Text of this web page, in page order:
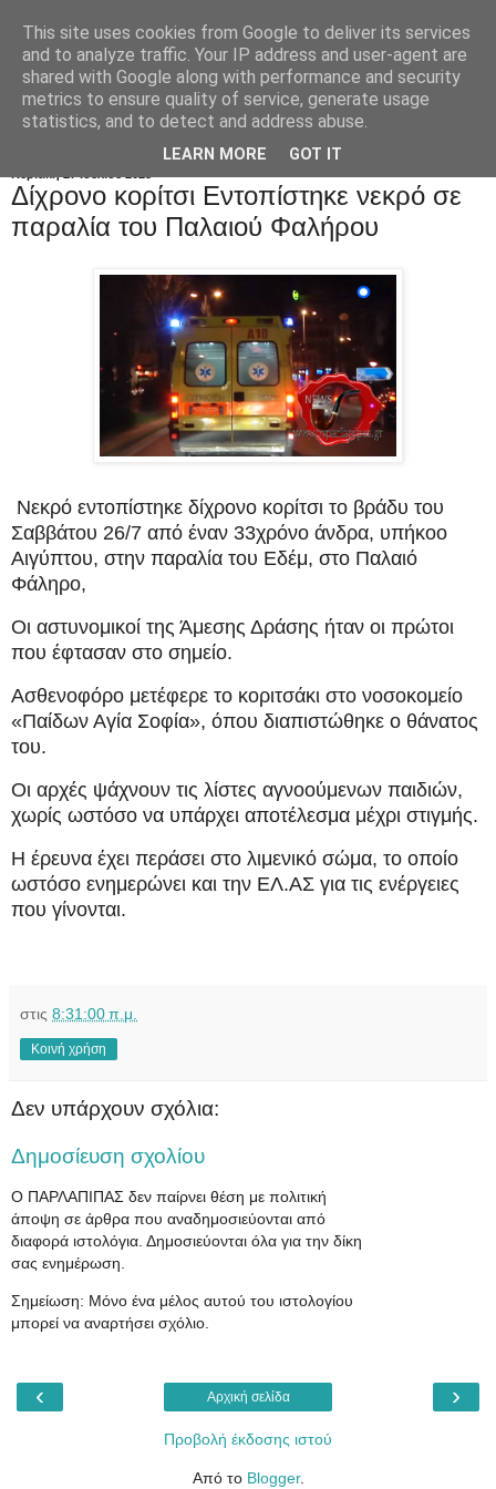
Δίχρονο κορίτσι Eντοπίστηκε νεκρό σε
παραλία του Παλαιού Φαλήρου
Νεκρό εντοπίστηκε δίχρονο κορίτσι το βράδυ του
Σαββάτου 26/7 από έναν 33χρόνο άνδρα, υπήκοο
Αιγύπτου, στην παραλία του Εδέμ, στο Παλαιό
Φάληρο,
Οι αστυνομικοί της Άμεσης Δράσης ήταν οι πρώτοι
που έφτασαν στο σημείο.
Ασθενοφόρο μετέφερε το κοριτσάκι στο νοσοκομείο
«Παίδων Αγία Σοφία», όπου διαπιστώθηκε ο θάνατος
του.
Οι αρχές ψάχνουν τις λίστες αγνοούμενων παιδιών,
χωρίς ωστόσο να υπάρχει αποτέλεσμα μέχρι στιγμής.
Η έρευνα έχει περάσει στο λιμενικό σώμα, το οποίο
ωστόσο ενημερώνει και την ΕΛ.ΑΣ για τις ενέργειες
που γίνονται.
στις 8:31:00 π.μ.
Κοινή χρήση
Δεν υπάρχουν σχόλια:
Δημοσίευση σχολίου
Ο ΠΑΡΛΑΠΙΠΑΣ δεν παίρνει θέση με πολιτική
άποψη σε άρθρα που αναδημοσιεύονται από
διαφορά ιστολόγια. Δημοσιεύονται όλα για την δίκη
σας ενημέρωση.
Σημείωση: Μόνο ένα μέλος αυτού του ιστολογίου
μπορεί να αναρτήσει σχόλιο.
‹ ›
Αρχική σελίδα
Προβολή έκδοσης ιστού
Από το Blogger.
This site uses cookies from Google to deliver its services
and to analyze traffic. Your IP address and user-agent are
shared with Google along with performance and security
metrics to ensure quality of service, generate usage
statistics, and to detect and address abuse.
LEARN MORE GOT IT